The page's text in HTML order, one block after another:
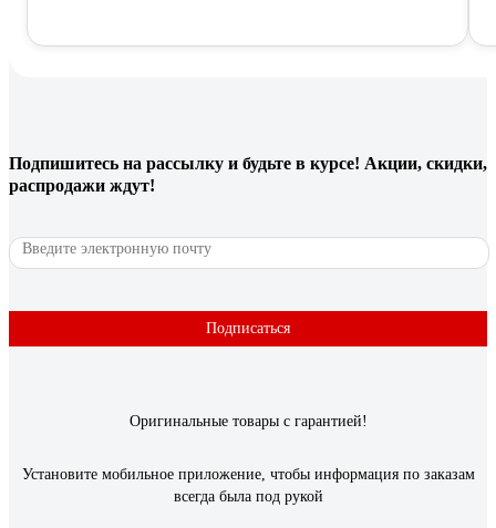
Подпишитесь на рассылку и будьте в курсе! Акции, скидки,
распродажи ждут!
Подписаться
Оригинальные товары с гарантией!
Установите мобильное приложение, чтобы информация по заказам
всегда была под рукой